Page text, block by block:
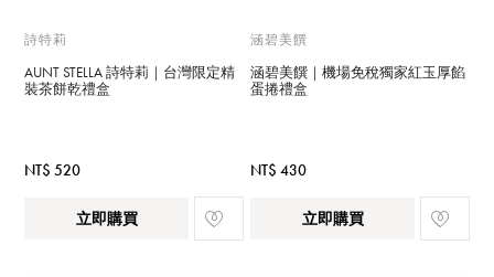
詩特莉
AUNT STELLA 詩特莉｜台灣限定精
裝茶餅乾禮盒
NT$ 520
立即購買
涵碧美饌
涵碧美饌｜機場免稅獨家紅玉厚餡
蛋捲禮盒
NT$ 430
立即購買